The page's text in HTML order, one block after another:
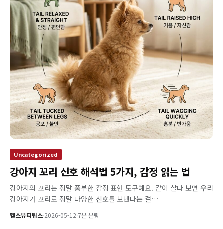
Uncategorized
강아지 꼬리 신호 해석법 5가지, 감정 읽는 법
강아지의 꼬리는 정말 풍부한 감정 표현 도구예요. 같이 살다 보면 우리
강아지가 꼬리로 정말 다양한 신호를 보낸다는 걸…
헬스뷰티팁스·2026-05-12·7분 분량